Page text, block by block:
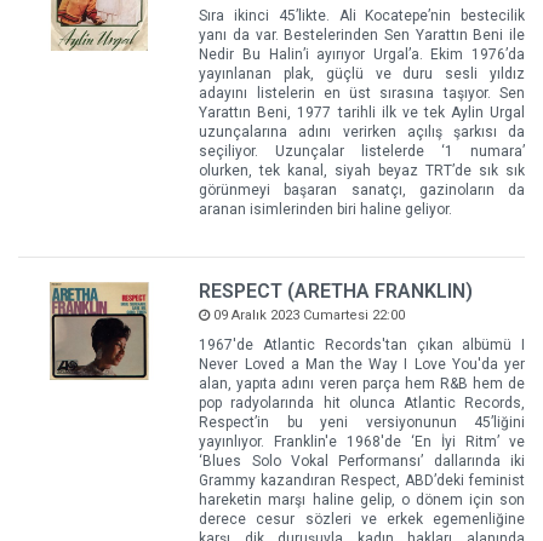
Sıra ikinci 45’likte. Ali Kocatepe’nin bestecilik
yanı da var. Bestelerinden Sen Yarattın Beni ile
Nedir Bu Halin’i ayırıyor Urgal’a. Ekim 1976’da
yayınlanan plak, güçlü ve duru sesli yıldız
adayını listelerin en üst sırasına taşıyor. Sen
Yarattın Beni, 1977 tarihli ilk ve tek Aylin Urgal
uzunçalarına adını verirken açılış şarkısı da
seçiliyor. Uzunçalar listelerde ‘1 numara’
olurken, tek kanal, siyah beyaz TRT’de sık sık
görünmeyi başaran sanatçı, gazinoların da
aranan isimlerinden biri haline geliyor.
RESPECT (ARETHA FRANKLIN)
09 Aralık 2023 Cumartesi 22:00
1967'de Atlantic Records'tan çıkan albümü I
Never Loved a Man the Way I Love You'da yer
alan, yapıta adını veren parça hem R&B hem de
pop radyolarında hit olunca Atlantic Records,
Respect’in bu yeni versiyonunun 45’liğini
yayınlıyor. Franklin'e 1968'de ‘En İyi Ritm’ ve
‘Blues Solo Vokal Performansı’ dallarında iki
Grammy kazandıran Respect, ABD’deki feminist
hareketin marşı haline gelip, o dönem için son
derece cesur sözleri ve erkek egemenliğine